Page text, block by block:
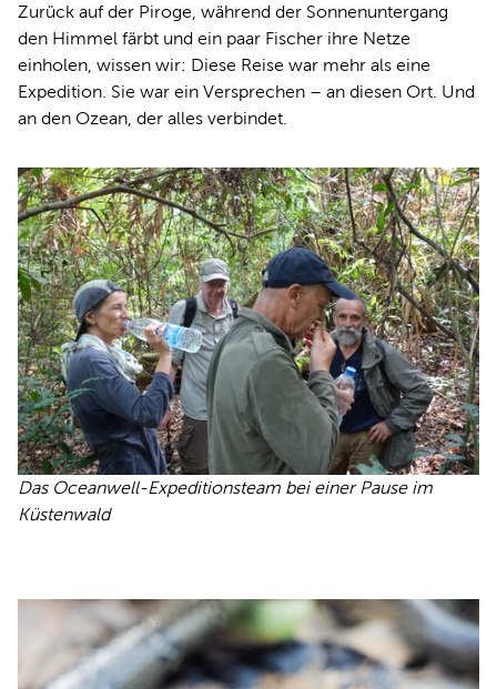
Zurück auf der Piroge, während der Sonnenuntergang
den Himmel färbt und ein paar Fischer ihre Netze
einholen, wissen wir: Diese Reise war mehr als eine
Expedition. Sie war ein Versprechen – an diesen Ort. Und
an den Ozean, der alles verbindet.
Das Oceanwell-Expeditionsteam bei einer Pause im
Küstenwald